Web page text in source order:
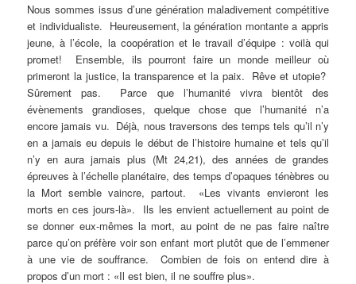
Nous sommes issus d’une génération maladivement compétitive
et individualiste. Heureusement, la génération montante a appris
jeune, à l’école, la coopération et le travail d’équipe : voilà qui
promet! Ensemble, ils pourront faire un monde meilleur où
primeront la justice, la transparence et la paix. Rêve et utopie?
Sûrement pas. Parce que l’humanité vivra bientôt des
évènements grandioses, quelque chose que l’humanité n’a
encore jamais vu. Déjà, nous traversons des temps tels qu’il n’y
en a jamais eu depuis le début de l’histoire humaine et tels qu’il
n’y en aura jamais plus (Mt 24,21), des années de grandes
épreuves à l’échelle planétaire, des temps d’opaques ténèbres ou
la Mort semble vaincre, partout. «Les vivants envieront les
morts en ces jours-là». Ils les envient actuellement au point de
se donner eux-mêmes la mort, au point de ne pas faire naître
parce qu’on préfère voir son enfant mort plutôt que de l’emmener
à une vie de souffrance. Combien de fois on entend dire à
propos d’un mort : «Il est bien, il ne souffre plus».